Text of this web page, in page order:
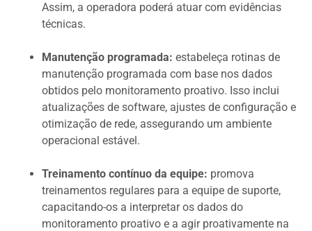
Assim, a operadora poderá atuar com evidências
técnicas.
Manutenção programada: estabeleça rotinas de
manutenção programada com base nos dados
obtidos pelo monitoramento proativo. Isso inclui
atualizações de software, ajustes de configuração e
otimização de rede, assegurando um ambiente
operacional estável.
Treinamento contínuo da equipe: promova
treinamentos regulares para a equipe de suporte,
capacitando-os a interpretar os dados do
monitoramento proativo e a agir proativamente na